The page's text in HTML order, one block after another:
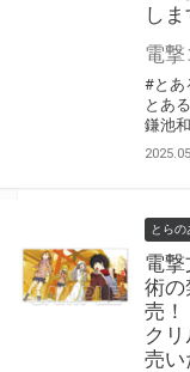
しま
#とあ
とあ
鎌池
とらの
電
術
売！
ク
売い